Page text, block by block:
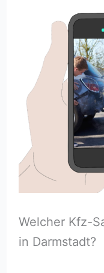
Welcher Kfz-
in Darmstadt?